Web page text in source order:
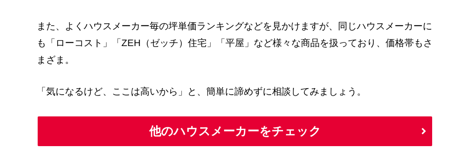
また、よくハウスメーカー毎の坪単価ランキングなどを見かけますが、同じハウスメーカーに
も「ローコスト」「ZEH（ゼッチ）住宅」「平屋」など様々な商品を扱っており、価格帯もさ
まざま。
「気になるけど、ここは高いから」と、簡単に諦めずに相談してみましょう。
他のハウスメーカーをチェック